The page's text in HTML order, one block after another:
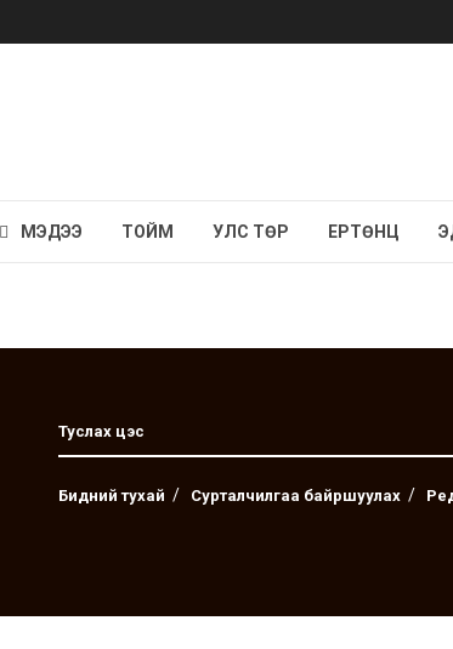
МЭДЭЭ ТОЙМ УЛС ТӨР ЕРТӨНЦ
Туслах цэс
Бидний тухай Сурталчилгаа байршуулах